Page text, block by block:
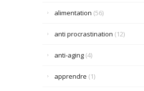
alimentation (56)
anti procrastination (12)
anti-aging(4)
apprendre (1)